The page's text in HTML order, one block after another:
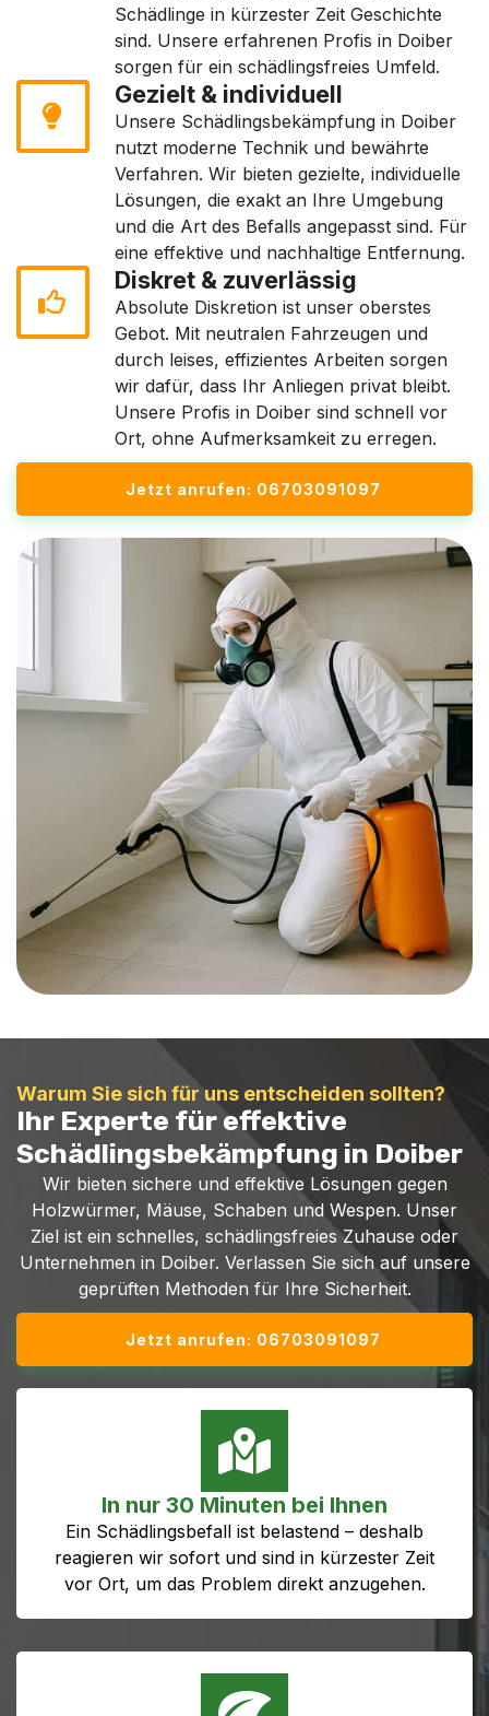
Schädlinge in kürzester Zeit Geschichte
sind. Unsere erfahrenen Profis in Doiber
sorgen für ein schädlingsfreies Umfeld.
Gezielt & individuell
Unsere Schädlingsbekämpfung in Doiber
nutzt moderne Technik und bewährte
Verfahren. Wir bieten gezielte, individuelle
Lösungen, die exakt an Ihre Umgebung
und die Art des Befalls angepasst sind. Für
eine effektive und nachhaltige Entfernung.
Diskret & zuverlässig
Absolute Diskretion ist unser oberstes
Gebot. Mit neutralen Fahrzeugen und
durch leises, effizientes Arbeiten sorgen
wir dafür, dass Ihr Anliegen privat bleibt.
Unsere Profis in Doiber sind schnell vor
Ort, ohne Aufmerksamkeit zu erregen.
Jetzt anrufen: 06703091097
Warum Sie sich für uns entscheiden sollten?
Ihr Experte für effektive
Schädlingsbekämpfung in Doiber
Wir bieten sichere und effektive Lösungen gegen
Holzwürmer, Mäuse, Schaben und Wespen. Unser
Ziel ist ein schnelles, schädlingsfreies Zuhause oder
Unternehmen in Doiber. Verlassen Sie sich auf unsere
geprüften Methoden für Ihre Sicherheit.
Jetzt anrufen: 06703091097
In nur 30 Minuten bei Ihnen
Ein Schädlingsbefall ist belastend – deshalb
reagieren wir sofort und sind in kürzester Zeit
vor Ort, um das Problem direkt anzugehen.